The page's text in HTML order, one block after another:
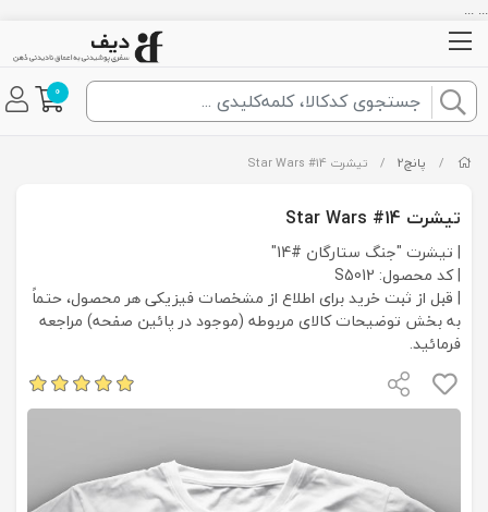
... ...
0
/ پانچ2 / تیشرت Star Wars #14
تیشرت Star Wars #14
| تیشرت "جنگ ستارگان #14"
| کد محصول: S5012
| قبل از ثبت خرید برای اطلاع از مشخصات فیزیکی هر محصول، حتماً
به بخش توضیحات کالای مربوطه (موجود در پائین صفحه) مراجعه
فرمائید.